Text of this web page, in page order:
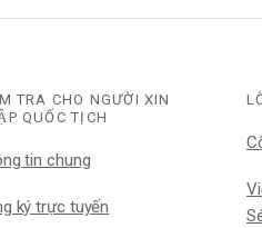
TRA CHO NGƯỜI XIN
QUỐC TỊCH
tin chung
ký trực tuyến